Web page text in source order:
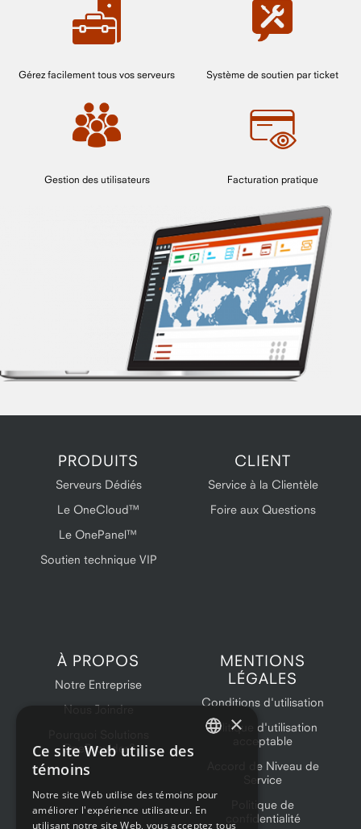
Gérez facilement tous vos serveurs Système de soutien par ticket
Gestion des utilisateurs Facturation pratique
PRODUITS
Serveurs Dédiés
Le OneCloud™
Le OnePanel™
Soutien technique VIP
CLIENT
Service à la Clientèle
Foire aux Questions
À PROPOS
Notre Entreprise
Nous Joindre
OneProvider?
MENTIONS
LÉGALES
Conditions d'utilisation
Politique d'utilisation
acceptable
Accord de Niveau de
Service
Politique de
confidentialité
×
Ce site Web utilise des
témoins
Notre site Web utilise des témoins pour
améliorer l'expérience utilisateur. En
utilisant notre site Web, vous acceptez tous